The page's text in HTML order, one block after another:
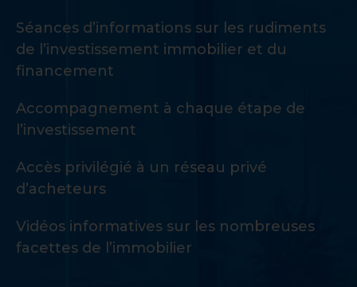
Séances d’informations sur les rudiments
de l’investissement immobilier et du
financement
Accompagnement à chaque étape de
l’investissement
Accès privilégié à un réseau privé
d’acheteurs
Vidéos informatives sur les nombreuses
facettes de l’immobilier